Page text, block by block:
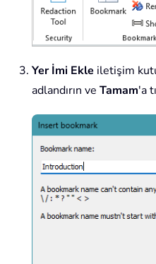
Yer İmi Ekle iletişim
adlandırın ve Tamam'a